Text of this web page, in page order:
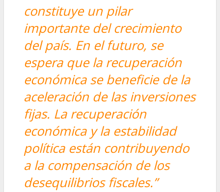
constituye un pilar
importante del crecimiento
del país. En el futuro, se
espera que la recuperación
económica se beneficie de la
aceleración de las inversiones
fijas. La recuperación
económica y la estabilidad
política están contribuyendo
a la compensación de los
desequilibrios fiscales.”